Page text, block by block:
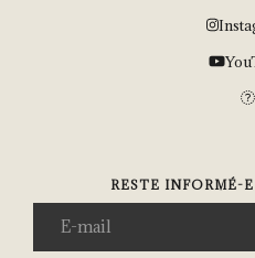
RESTE INFORMÉ-